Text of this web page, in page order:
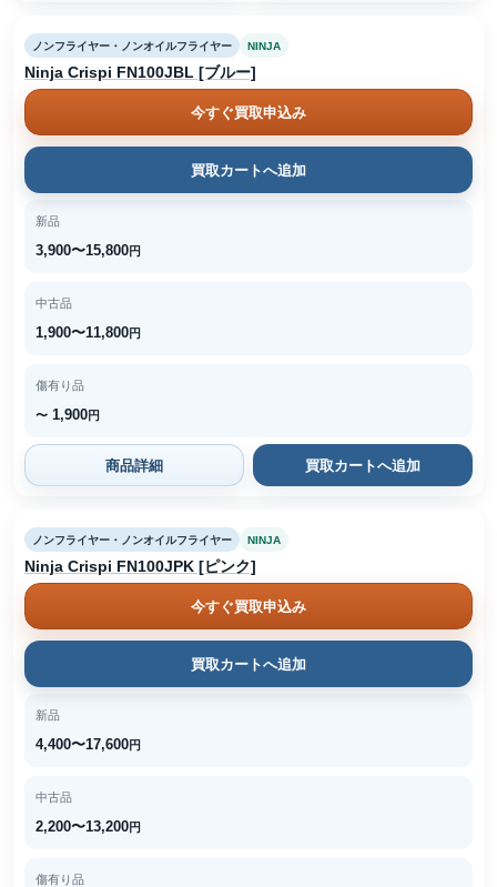
ノンフライヤー・ノンオイルフライヤー NINJA
Ninja Crispi FN100JBL [ブルー]
今すぐ買取申込み
買取カートへ追加
新品
3,900〜15,800円
中古品
1,900〜11,800円
傷有り品
〜 1,900円
商品詳細 買取カートへ追加
ノンフライヤー・ノンオイルフライヤー NINJA
Ninja Crispi FN100JPK [ピンク]
今すぐ買取申込み
買取カートへ追加
新品
4,400〜17,600円
中古品
2,200〜13,200円
傷有り品